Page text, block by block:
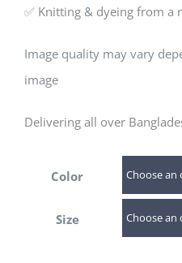
✅ Knitting & dyeing from a
Image quality may vary
image
Delivering all over
Color
Size